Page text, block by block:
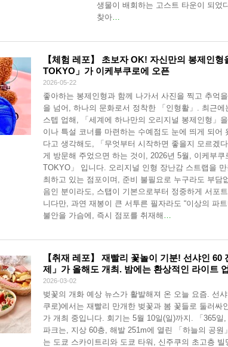
생물이 배회하는 고스트 타운이 되었
찾아…
【체험 레포】 초보자 OK! 자신만의 봉제인
TOKYO」가 이케부쿠로에 오픈
2026-05-22
좋아하는 봉제인형과 함께 나가서 사진을 찍고 추
을 넘어, 하나의 문화로서 정착한 「인형활」. 최근
스텝 업해, 「세계에 하나만의 오리지널 봉제인형」
이나 특설 코너를 마련하는 수예점도 눈에 띄게 되어
다고 생각해도, 「무엇부터 시작하면 좋을지 모르겠
게 방문해 주었으면 하는 것이, 2026년 5월, 이케부
TOKYO」 입니다. 오리지널 인형 장난감 스트랩을
최하고 있는 점포이며, 준비 불필요로 누구라도 부담
음인 분이라도, 스탭이 기본으로부터 정중하게 서포
니다만, 과연 재봉이 큰 서투른 필자라도 “이상의 파
불안을 가슴에, 즉시 점포를 취재해 …
【취재 레포】 재빨리 꽃놀이 기분! 선샤인
제」가 올해도 개최. 밤에는 환상적인 라이트
2026-03-02
벚꽃의 개화 예상 뉴스가 활발해져 온 오늘 요즘. 선
쿠로)에서는 재빨리 만개한 벚꽃과 봄 꽃들로 둘러싸
가 개최 중입니다. 회기는 5월 10일(일)까지. 「365
파크는, 지상 60층, 해발 251m에 열린 「하늘의 공원
는 도쿄 스카이트리와 도쿄 타워, 신주쿠의 초고층